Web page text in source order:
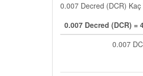
0.007 Decred (DCR)
0.007 Decred (DCR) =
0.007